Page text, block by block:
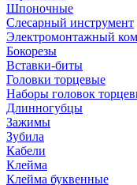
Шпоночные
Слесарный инструмент
Электромонтажный
Бокорезы
Вставки-биты
Головки торцевые
Наборы головок
Длинногубцы
Зажимы
Зубила
Кабели
Клейма
Клейма буквенные